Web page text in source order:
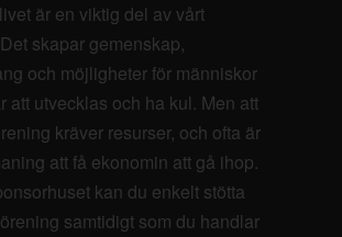
är en viktig del av vårt
skapar gemenskap,
och möjligheter för människor
att utvecklas och ha kul. Men att
kräver resurser, och ofta är
att få ekonomin att gå ihop.
kan du enkelt stötta
samtidigt som du handlar